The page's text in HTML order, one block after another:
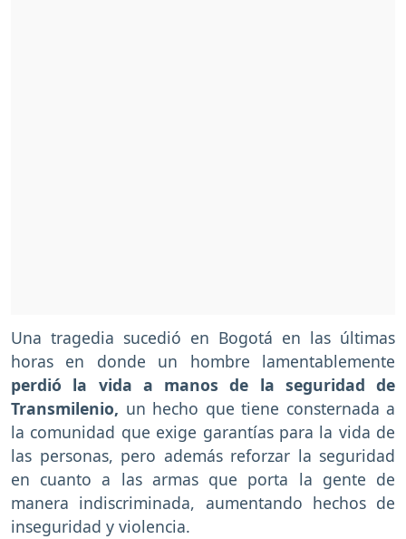
Una tragedia sucedió en Bogotá en las últimas
horas en donde un hombre lamentablemente
perdió la vida a manos de la seguridad de
Transmilenio, un hecho que tiene consternada a
la comunidad que exige garantías para la vida de
las personas, pero además reforzar la seguridad
en cuanto a las armas que porta la gente de
manera indiscriminada, aumentando hechos de
inseguridad y violencia.